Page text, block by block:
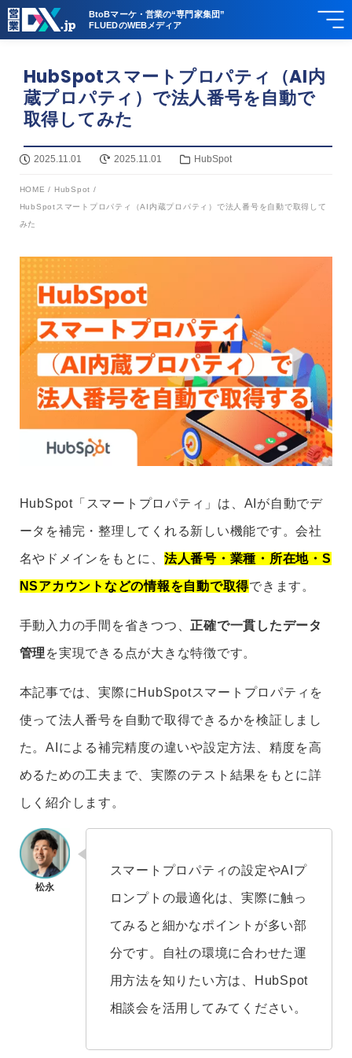
BtoBマーケ・営業の“専門家集団”
FLUEDのWEBメディア
HubSpotスマートプロパティ（AI内
蔵プロパティ）で法人番号を自動で
取得してみた
2025.11.01 2025.11.01 HubSpot
HOME / HubSpot /
HubSpotスマートプロパティ（AI内蔵プロパティ）で法人番号を自動で取得して
みた
HubSpot「スマートプロパティ」は、AIが自動でデ
ータを補完・整理してくれる新しい機能です。会社
名やドメインをもとに、 法人番号・業種・所在地・S
NSアカウントなどの情報を自動で取得できます。
手動入力の手間を省きつつ、 正確で一貫したデータ
管理 を実現できる点が大きな特徴です。
本記事では、実際にHubSpotスマートプロパティを
使って法人番号を自動で取得できるかを検証しまし
た。AIによる補完精度の違いや設定方法、精度を高
めるための工夫まで、実際のテスト結果をもとに詳
しく紹介します。
スマートプロパティの設定やAIプ
ロンプトの最適化は、実際に触っ
てみると細かなポイントが多い部
分です。自社の環境に合わせた運
用方法を知りたい方は、HubSpot
相談会を活用してみてください。